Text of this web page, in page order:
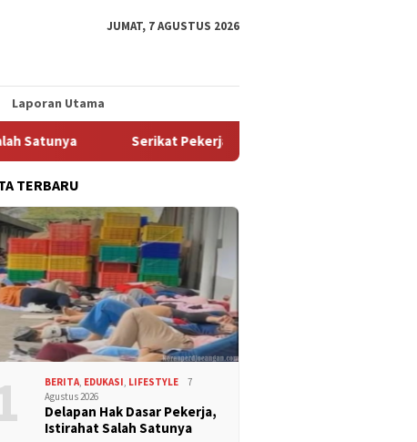
JUMAT, 7 AGUSTUS 2026
Laporan Utama
Serikat Pekerja FSPMI PT Indomarco Prismatama
TERBARU
BERITA EDUKASI LIFESTYLE
7
Agustus 2026
Delapan Hak Dasar Pekerja,
Istirahat Salah Satunya